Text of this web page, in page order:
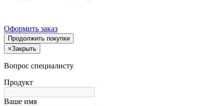
Оформить заказ
Продолжить покупки
×Закрыть
Вопрос специалисту
Продукт
Ваше имя